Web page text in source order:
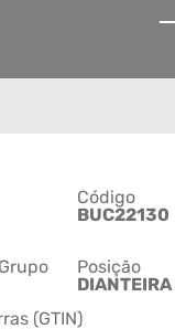
Código
BUC22130
Posição
DIANTEIRA
(GTIN)